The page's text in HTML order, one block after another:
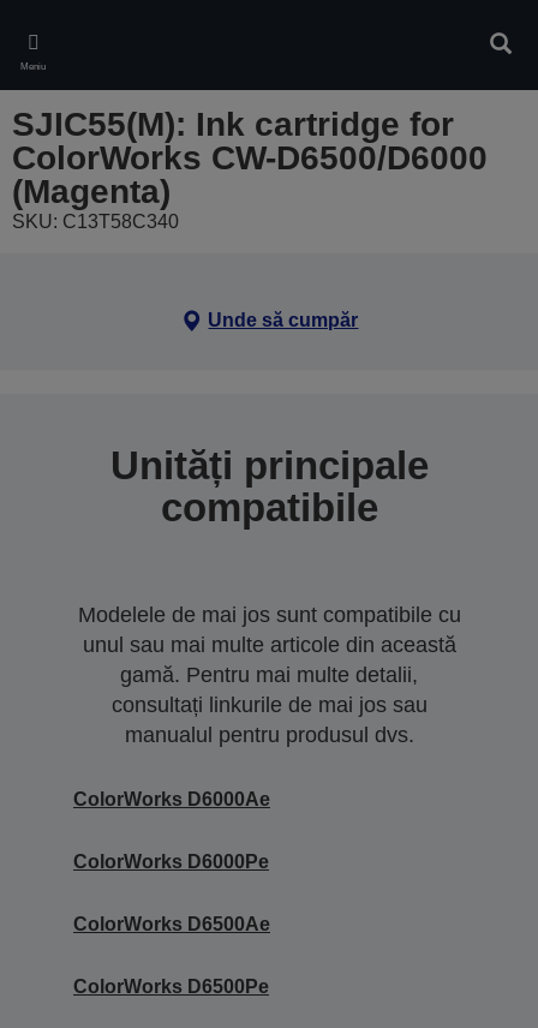
main
content
Meniu
SJIC55(M): Ink cartridge for
ColorWorks CW-D6500/D6000
(Magenta)
SKU: C13T58C340
Unde să cumpăr
Unități principale
compatibile
Modelele de mai jos sunt compatibile cu
unul sau mai multe articole din această
gamă. Pentru mai multe detalii,
consultați linkurile de mai jos sau
manualul pentru produsul dvs.
ColorWorks D6000Ae
ColorWorks D6000Pe
ColorWorks D6500Ae
ColorWorks D6500Pe